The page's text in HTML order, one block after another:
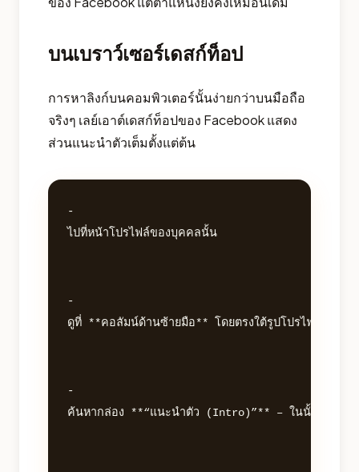
บนเบราว์เซอร์เดสก์ท็อป
การหาลิงก์บนคอมพิวเตอร์นั้นง่ายกว่าบนมือถือ
จริงๆ เลย์เอาต์เดสก์ท็อปของ Facebook แสดง
ส่วนแนะนำตัวเต็มตั้งแต่ต้น
-
ไปที่หน้าโปรไฟล์ของบุคคลนั้น
-
ดูที่ **คอลัมน์ด้านซ้ายมือ** โดยตรงใต้รูปโปรไฟล์ของเข
-
ค้นหากล่อง **“แนะนำตัว (Intro)”** – ในนั้นจะมีข้อค